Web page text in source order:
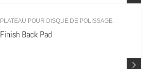
PLATEAU POUR DISQUE DE POLISSAGE
Finish Back Pad